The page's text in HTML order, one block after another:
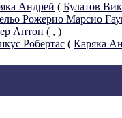
Андрей ( Булатов
Рожерио Марсио
Антон ( , )
Робертас ( Каряка